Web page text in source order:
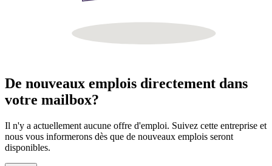
De nouveaux emplois directement dans
votre mailbox?
Il n'y a actuellement aucune offre d'emploi. Suivez cette entreprise et
nous vous informerons dès que de nouveaux emplois seront
disponibles.